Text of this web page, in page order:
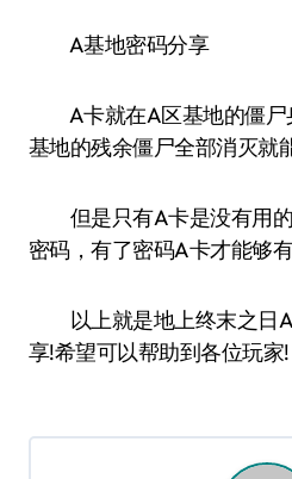
A基地密码分享
A卡就在A区基地的僵尸
基地的残余僵尸全部消灭就
但是只有A卡是没有用的
密码，有了密码A卡才能够有
以上就是地上终末之日A
享!希望可以帮助到各位玩家!